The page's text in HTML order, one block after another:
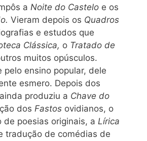
a Noite do Castelo e os
Vieram depois os Quadros
e estudos que
Clássica, o Tratado de
muitos opúsculos.
pelo ensino popular, dele
esmero. Depois dos
produziu a Chave do
dos Fastos ovidianos, o
de poesias originais, a Lírica
tradução de comédias de